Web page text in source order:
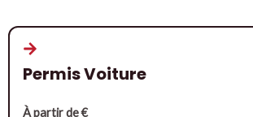
Permis Voiture
À partir de €